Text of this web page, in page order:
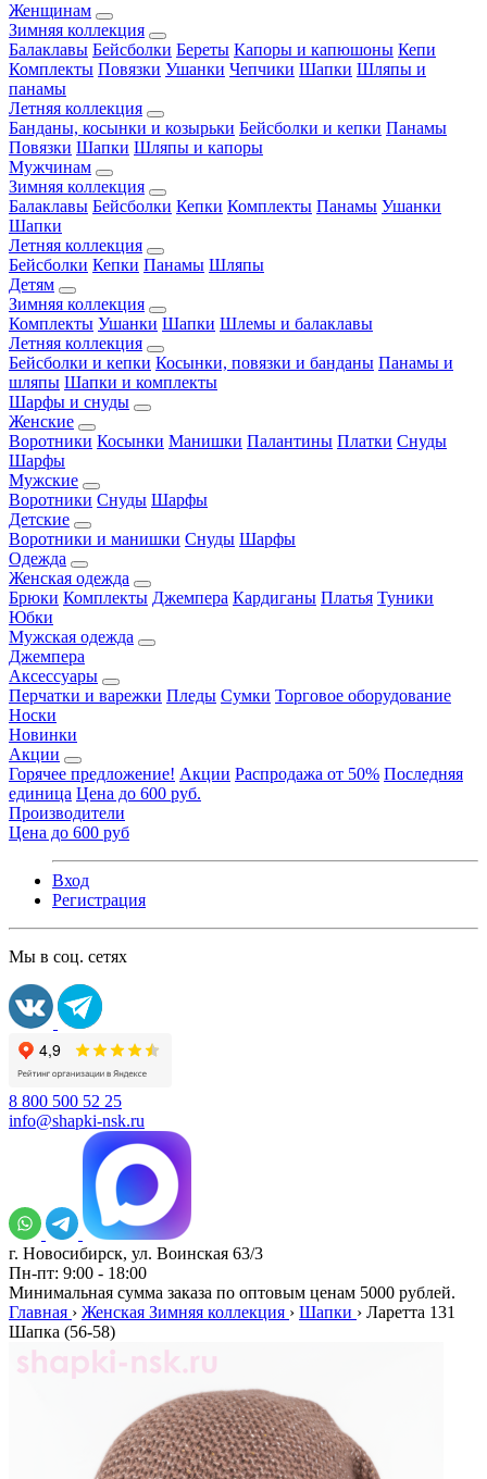
Женщинам
Зимняя коллекция
Балаклавы Бейсболки Береты Капоры и капюшоны Кепи
Комплекты Повязки Ушанки Чепчики Шапки Шляпы и
панамы
Летняя коллекция
Банданы, косынки и козырьки Бейсболки и кепки Панамы
Повязки Шапки Шляпы и капоры
Мужчинам
Зимняя коллекция
Балаклавы Бейсболки Кепки Комплекты Панамы Ушанки
Шапки
Летняя коллекция
Бейсболки Кепки Панамы Шляпы
Детям
Зимняя коллекция
Комплекты Ушанки Шапки Шлемы и балаклавы
Летняя коллекция
Бейсболки и кепки Косынки, повязки и банданы Панамы и
шляпы Шапки и комплекты
Шарфы и снуды
Женские
Воротники Косынки Манишки Палантины Платки Снуды
Шарфы
Мужские
Воротники Снуды Шарфы
Детские
Воротники и манишки Снуды Шарфы
Одежда
Женская одежда
Брюки Комплекты Джемпера Кардиганы Платья Туники
Юбки
Мужская одежда
Джемпера
Аксессуары
Перчатки и варежки Пледы Сумки Торговое оборудование
Носки
Новинки
Акции
Горячее предложение! Акции Распродажа от 50% Последняя
единица Цена до 600 руб.
Производители
Цена до 600 руб
Вход
Регистрация
Мы в соц. сетях
8 800 500 52 25
info@shapki-nsk.ru
г. Новосибирск, ул. Воинская 63/3
Пн-пт: 9:00 - 18:00
Минимальная сумма заказа по оптовым ценам 5000 рублей.
Главная › Женская Зимняя коллекция › Шапки › Ларетта 131
Шапка (56-58)